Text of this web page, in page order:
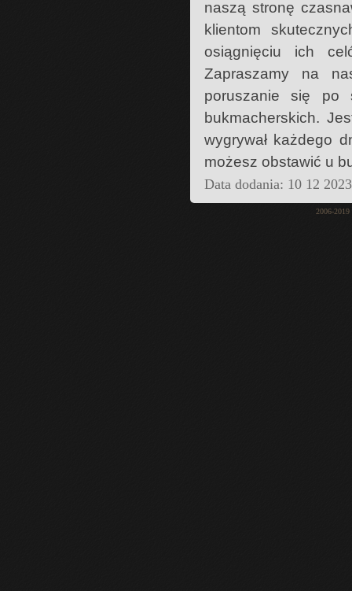
naszą stronę
klientom
osiągnięciu ich
Zapraszamy na
poruszanie się po
bukmacherskich.
wygrywał każdego
możesz obstawić u
Data dodania: 10 12
2006-